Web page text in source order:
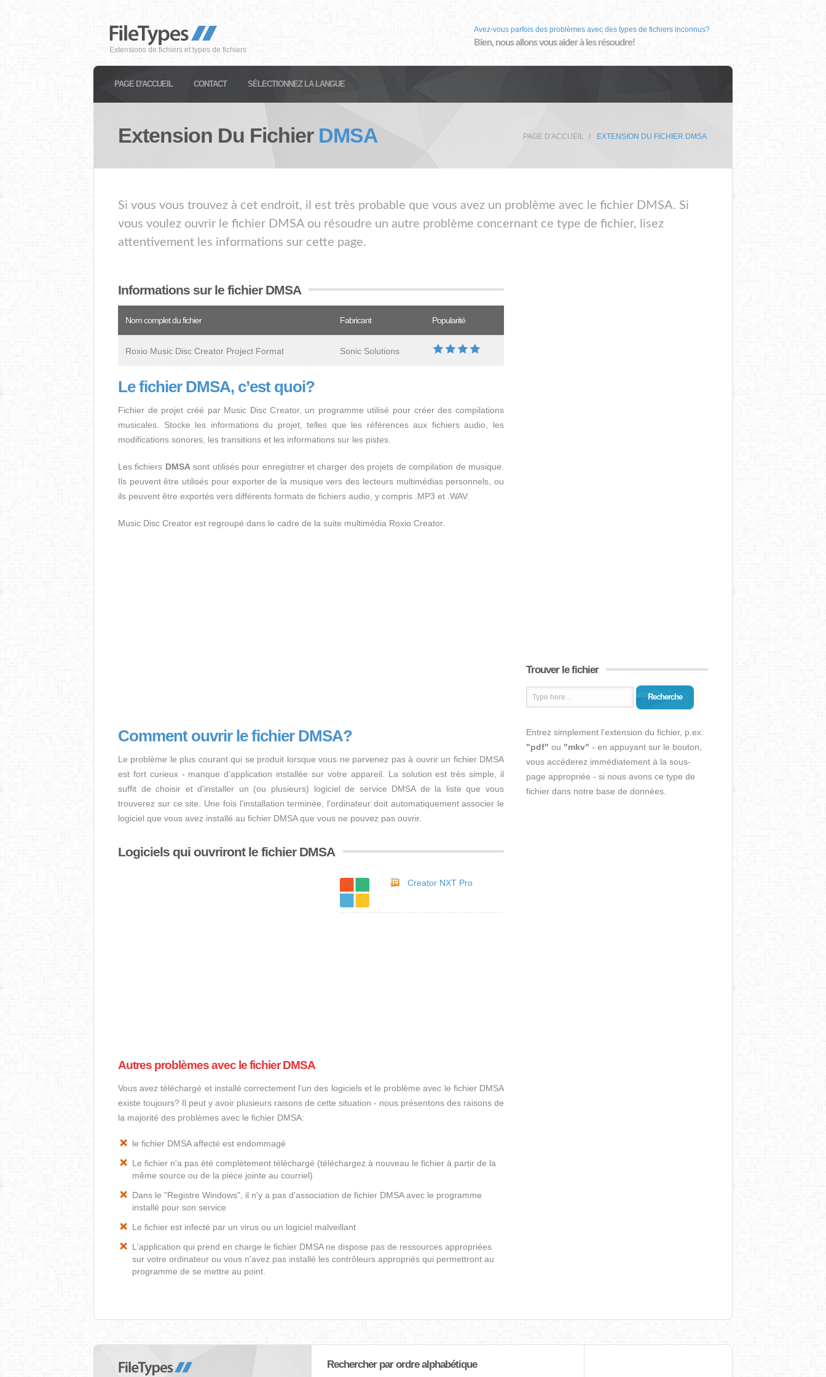
Extensions de fichiers et types de fichiers
Avez-vous parfois des problèmes avec des types de fichiers inconnus?
Bien, nous allons vous aider à les résoudre!
PAGE D'ACCUEIL CONTACT SÉLECTIONNEZ LA LANGUE
Extension Du Fichier DMSA PAGE D'ACCUEIL EXTENSION DU FICHIER DMSA
Si vous vous trouvez à cet endroit, il est très probable que vous avez un problème avec le fichier DMSA. Si
vous voulez ouvrir le fichier DMSA ou résoudre un autre problème concernant ce type de fichier, lisez
attentivement les informations sur cette page.
Informations sur le fichier DMSA
Nom complet du fichier Fabricant Popularité
Roxio Music Disc Creator Project Format Sonic Solutions
Le fichier DMSA, c’est quoi?
Fichier de projet créé par Music Disc Creator, un programme utilisé pour créer des compilations
musicales. Stocke les informations du projet, telles que les références aux fichiers audio, les
modifications sonores, les transitions et les informations sur les pistes.
Les fichiers DMSAsont utilisés pour enregistrer et charger des projets de compilation de musique.
Ils peuvent être utilisés pour exporter de la musique vers des lecteurs multimédias personnels, ou
ils peuvent être exportés vers différents formats de fichiers audio, y compris .MP3 et .WAV.
Music Disc Creator est regroupé dans le cadre de la suite multimédia Roxio Creator.
Comment ouvrir le fichier DMSA?
Le problème le plus courant qui se produit lorsque vous ne parvenez pas à ouvrir un fichier DMSA
est fort curieux - manque d’application installée sur votre appareil. La solution est très simple, il
suffit de choisir et d'installer un (ou plusieurs) logiciel de service DMSA de la liste que vous
trouverez sur ce site. Une fois l'installation terminée, l'ordinateur doit automatiquement associer le
logiciel que vous avez installé au fichier DMSA que vous ne pouvez pas ouvrir.
Logiciels qui ouvriront le fichier DMSA
Creator NXT Pro
Autres problèmes avec le fichier DMSA
Vous avez téléchargé et installé correctement l'un des logiciels et le problème avec le fichier DMSA
existe toujours? Il peut y avoir plusieurs raisons de cette situation - nous présentons des raisons de
la majorité des problèmes avec le fichier DMSA:
le fichier DMSA affecté est endommagé
Le fichier n'a pas été complètement téléchargé (téléchargez à nouveau le fichier à partir de la
même source ou de la pièce jointe au courriel)
Dans le "Registre Windows", il n'y a pas d'association de fichier DMSA avec le programme
installé pour son service
Le fichier est infecté par un virus ou un logiciel malveillant
L'application qui prend en charge le fichier DMSA ne dispose pas de ressources appropriées
sur votre ordinateur ou vous n'avez pas installé les contrôleurs appropriés qui permettront au
programme de se mettre au point.
Trouver le fichier
Recherche
Entrez simplement l'extension du fichier, p.ex.
"pdf" ou "mkv" - en appuyant sur le bouton,
vous accéderez immédiatement à la sous-
page appropriée - si nous avons ce type de
fichier dans notre base de données.
Rechercher par ordre alphabétique